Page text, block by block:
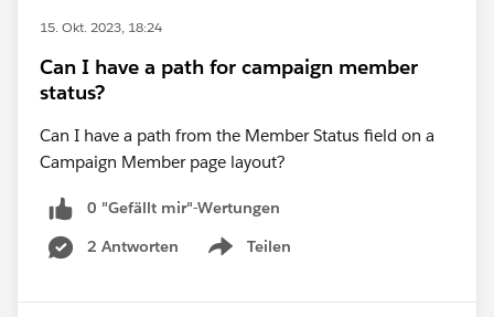
15. Okt. 2023, 18:24
Can I have a path for campaign member
status?
Can I have a path from the Member Status field on a
Campaign Member page layout?
0 "Gefällt mir"-Wertungen
2 Antworten
Teilen
Show menu